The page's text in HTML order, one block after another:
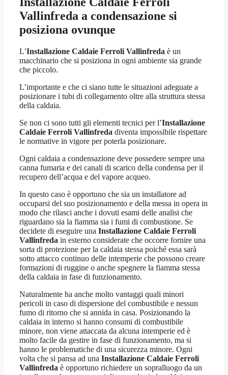
Vallinfreda a condensazione si
posiziona ovunque
L’Installazione Caldaie Ferroli Vallinfreda è un
macchinario che si posiziona in ogni ambiente sia grande
che piccolo.
L’importante e che ci siano tutte le situazioni adeguate a
posizionare i tubi di collegamento oltre alla struttura stessa
della caldaia.
Se non ci sono tutti gli elementi tecnici per l’Installazione
Caldaie Ferroli Vallinfreda diventa impossibile rispettare
le normative in vigore per poterla posizionare.
Ogni caldaia a condensazione deve possedere sempre una
canna fumaria e dei canali di scarico della condensa per il
recupero dell’acqua e del vapore acqueo.
In questo caso è opportuno che sia un installatore ad
occuparsi del suo posizionamento e della messa in opera in
modo che rilasci anche i dovuti esami delle analisi che
riguardano sia la fiamma sia i fumi di combustione. Se
decidete di eseguire una Installazione Caldaie Ferroli
Vallinfreda in esterno considerate che occorre fornire una
sorta di protezione per la caldaia stessa poiché essa sarà
sotto attacco continuo delle intemperie che possono creare
formazioni di ruggine o anche spegnere la fiamma stessa
della caldaia in fase di funzionamento.
Naturalmente ha anche molto vantaggi quali minori
pericoli in caso di dispersione del combustibile e nessun
fumo di ritorno che si annida in casa. Posizionando la
caldaia in interno si hanno consumi di combustibile
minore, non viene attaccata da alcuna intemperie ed è
molto facile da gestire in fase di funzionamento, ma si
hanno le problematiche di una sicurezza minore. Ogni
volta che si pansa ad una Installazione Caldaie Ferroli
Vallinfreda è opportuno richiedere un sopralluogo da un